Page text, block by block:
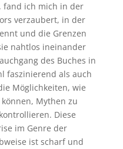
fand ich mich in der
verzaubert, in der
und die Grenzen
nahtlos ineinander
des Buches in
faszinierend als auch
Möglichkeiten, wie
Mythen zu
Diese
im Genre der
ist scharf und